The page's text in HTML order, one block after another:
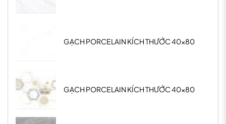
GẠCH PORCELAIN KÍCH THƯỚC 40x80
GẠCH PORCELAIN KÍCH THƯỚC 40x80